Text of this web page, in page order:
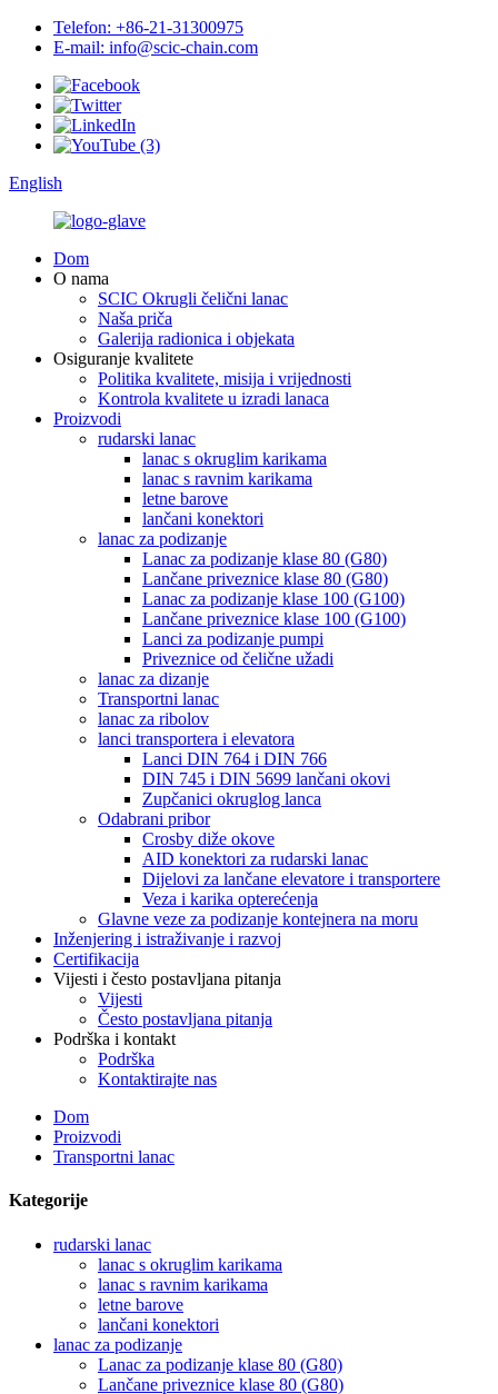
Telefon: +86-21-31300975
E-mail: info@scic-chain.com
English
Dom
O nama
SCIC Okrugli čelični lanac
Naša priča
Galerija radionica i objekata
Osiguranje kvalitete
Politika kvalitete, misija i vrijednosti
Kontrola kvalitete u izradi lanaca
Proizvodi
rudarski lanac
lanac s okruglim karikama
lanac s ravnim karikama
letne barove
lančani konektori
lanac za podizanje
Lanac za podizanje klase 80 (G80)
Lančane priveznice klase 80 (G80)
Lanac za podizanje klase 100 (G100)
Lančane priveznice klase 100 (G100)
Lanci za podizanje pumpi
Priveznice od čelične užadi
lanac za dizanje
Transportni lanac
lanac za ribolov
lanci transportera i elevatora
Lanci DIN 764 i DIN 766
DIN 745 i DIN 5699 lančani okovi
Zupčanici okruglog lanca
Odabrani pribor
Crosby diže okove
AID konektori za rudarski lanac
Dijelovi za lančane elevatore i transportere
Veza i karika opterećenja
Glavne veze za podizanje kontejnera na moru
Inženjering i istraživanje i razvoj
Certifikacija
Vijesti i često postavljana pitanja
Vijesti
Često postavljana pitanja
Podrška i kontakt
Podrška
Kontaktirajte nas
Dom
Proizvodi
Transportni lanac
Kategorije
rudarski lanac
lanac s okruglim karikama
lanac s ravnim karikama
letne barove
lančani konektori
lanac za podizanje
Lanac za podizanje klase 80 (G80)
Lančane priveznice klase 80 (G80)